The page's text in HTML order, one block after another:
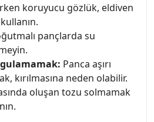
koruyucu gözlük, eldiven
pançlarda su
Panca aşırı
kırılmasına neden olabilir.
oluşan tozu solmamak